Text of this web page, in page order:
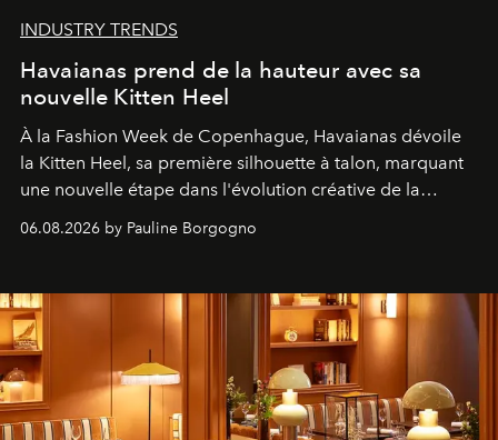
INDUSTRY TRENDS
Havaianas prend de la hauteur avec sa
nouvelle Kitten Heel
À la Fashion Week de Copenhague, Havaianas dévoile
la Kitten Heel, sa première silhouette à talon, marquant
une nouvelle étape dans l'évolution créative de la
06.08.2026 by Pauline Borgogno